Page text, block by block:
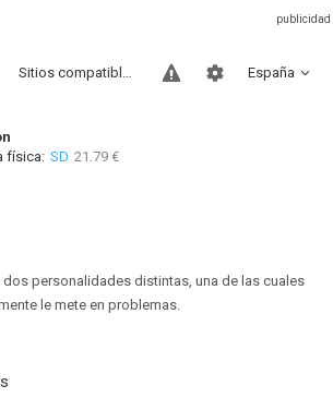
España
Sitios compatibles
física: SD 21.79 €
dos personalidades distintas, una de las cuales
le mete en problemas.